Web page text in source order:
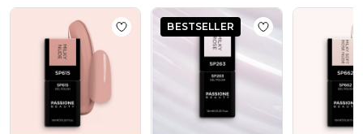
Mar
02
2025
Add to wishlist Vernis semi-permanent
BESTSELLER Add to wishlist